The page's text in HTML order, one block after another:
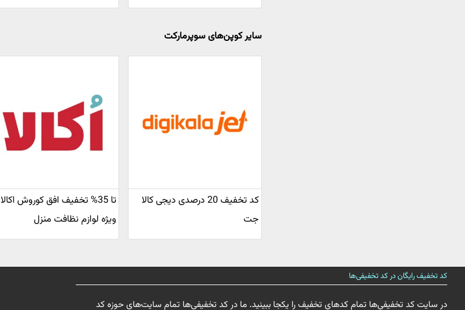
سایر کوپن‌های سوپرمارکت
کد تخفیف 20 درصدی دیجی کالا
جت
تا 35% تخفیف افق کوروش اکالا
ویژه لوازم نظافت منزل
کد تخفیف رایگان در کد تخفیفی‌ها
در سایت کد تخفیفی‌ها تمام کدهای تخفیف را یکجا ببینید. ما در کد تخفیفی‌ها تمام سایت‌های حوزه کد